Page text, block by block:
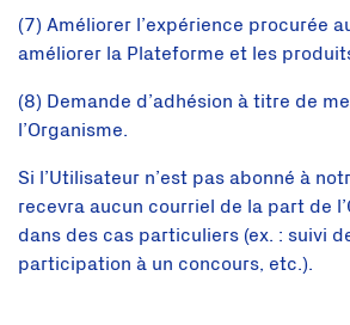
(7) Améliorer l’expérience procurée
améliorer la Plateforme et les
(8) Demande d’adhésion à titre de
l’Organisme.
Si l’Utilisateur n’est pas abonné à
recevra aucun courriel de la part de
dans des cas particuliers (ex. : suivi
participation à un concours, etc.).